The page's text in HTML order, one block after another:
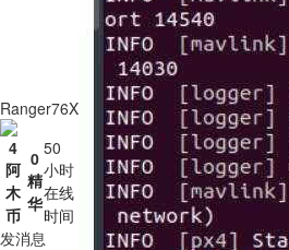
Ranger76X
4
阿
木
币
0
精
华
50
小时
在线
时间
发消息